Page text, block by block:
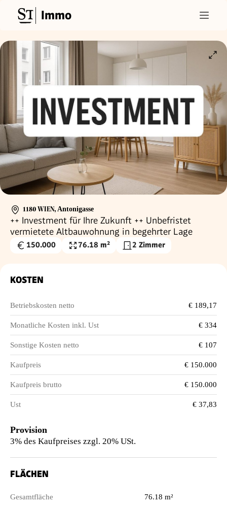
Immo
1180 WIEN, Antonigasse
++ Investment für Ihre Zukunft ++ Unbefristet
vermietete Altbauwohnung in begehrter Lage
Kaufpreis
150.000
Nutzfläche
76.18 m² 2 Zimmer
KOSTEN
Betriebskosten netto € 189,17
Monatliche Kosten inkl. Ust € 334
Sonstige Kosten netto € 107
Kaufpreis € 150.000
Kaufpreis brutto € 150.000
Ust € 37,83
Provision
3% des Kaufpreises zzgl. 20% USt.
FLÄCHEN
Gesamtfläche
76.18 m²